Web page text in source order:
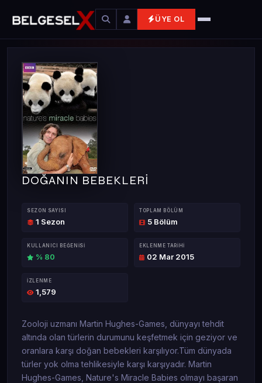
ÜYE OL
DOĞANIN BEBEKLERİ
SEZON SAYISI
1 Sezon
TOPLAM BÖLÜM
5 Bölüm
KULLANICI BEĞENISI
% 80
EKLENME TARIHI
02 Mar 2015
İZLENME
1,579
Zooloji uzmanı Martin Hughes-Games, dünyayı tehdit
altında olan türlerin durumunu keşfetmek için geziyor ve
oranlara karşı doğan bebekleri karşılıyor.Tüm dünyada
türler yok olma tehlikesiyle karşı karşıyadır. Martin
Hughes-Games, Nature's Miracle Babies olmayı başaran